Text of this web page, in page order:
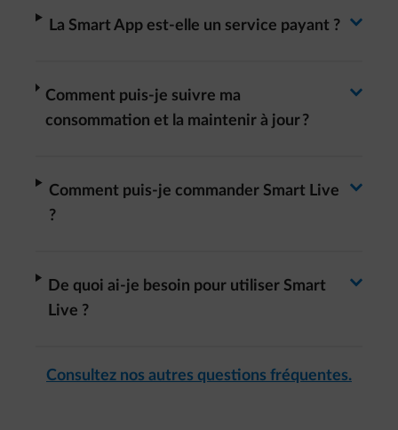
La Smart App est-elle un service payant ? Basculer la réponse
arrow-right
Comment puis-je suivre ma
consommation et la maintenir à jour ?
arrow-right
​Comment puis-je commander Smart Live
?
arrow-right
De quoi ai-je besoin pour utiliser Smart
Live ?
arrow-right
Consultez nos autres questions fréquentes.